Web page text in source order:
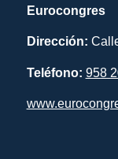
Eurocongres
Dirección:
Teléfono: 958